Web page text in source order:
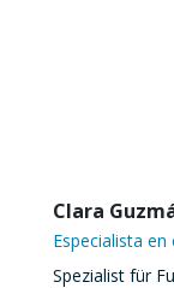
Clara
Especialista
Spezialist für